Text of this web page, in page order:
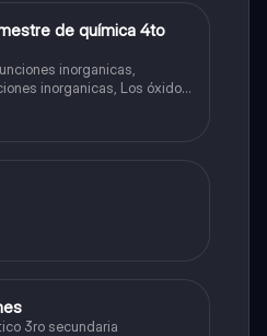
de química 4to
inorganicas,
inorganicas, Los óxidos
3ro secundaria